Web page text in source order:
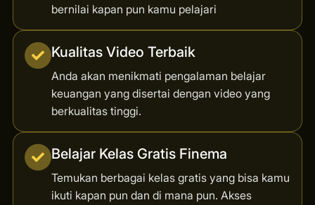
bernilai kapan pun kamu pelajari
Kualitas Video Terbaik
Anda akan menikmati pengalaman belajar
keuangan yang disertai dengan video yang
berkualitas tinggi.
Belajar Kelas Gratis Finema
Temukan berbagai kelas gratis yang bisa kamu
ikuti kapan pun dan di mana pun. Akses